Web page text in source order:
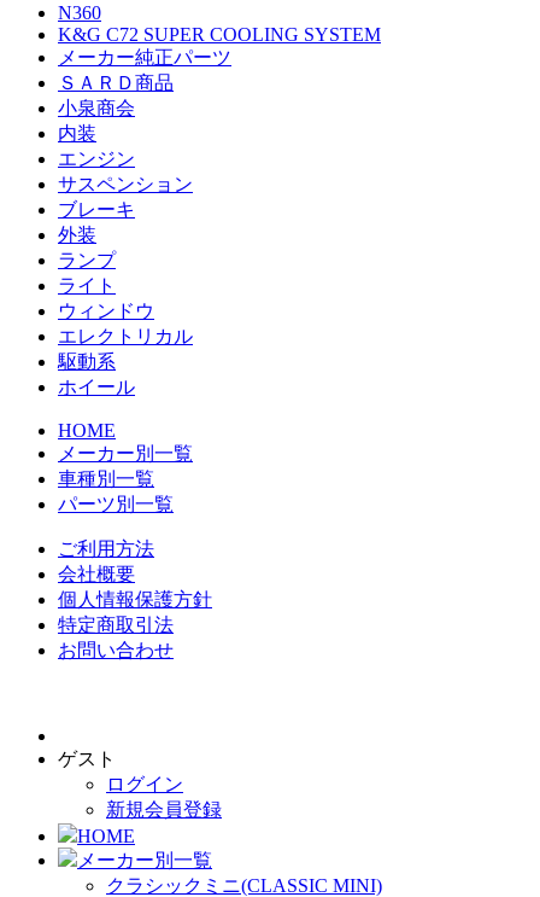
N360
K&G C72 SUPER COOLING SYSTEM
メーカー純正パーツ
ＳＡＲＤ商品
小泉商会
内装
エンジン
サスペンション
ブレーキ
外装
ランプ
ライト
ウィンドウ
エレクトリカル
駆動系
ホイール
HOME
メーカー別一覧
車種別一覧
パーツ別一覧
ご利用方法
会社概要
個人情報保護方針
特定商取引法
お問い合わせ
ゲスト
ログイン
新規会員登録
HOME
メーカー別一覧
クラシックミニ(CLASSIC MINI)